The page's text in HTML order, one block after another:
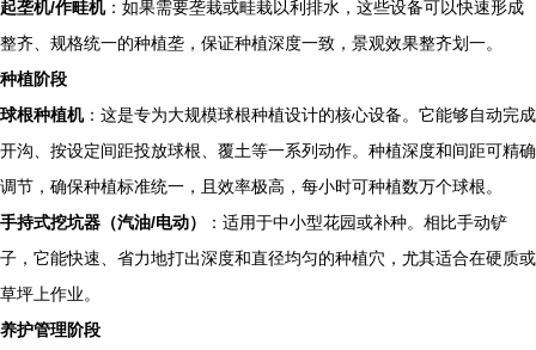
起垄机/作畦机：如果需要垄栽或畦栽以利排水，这些设备可以快速形成
整齐、规格统一的种植垄，保证种植深度一致，景观效果整齐划一。
种植阶段
球根种植机：这是专为大规模球根种植设计的核心设备。它能够自动完成
开沟、按设定间距投放球根、覆土等一系列动作。种植深度和间距可精确
调节，确保种植标准统一，且效率极高，每小时可种植数万个球根。
手持式挖坑器（汽油/电动）
：适用于中小型花园或补种。相比手动铲
子，它能快速、省力地打出深度和直径均匀的种植穴，尤其适合在硬质或
草坪上作业。
养护管理阶段